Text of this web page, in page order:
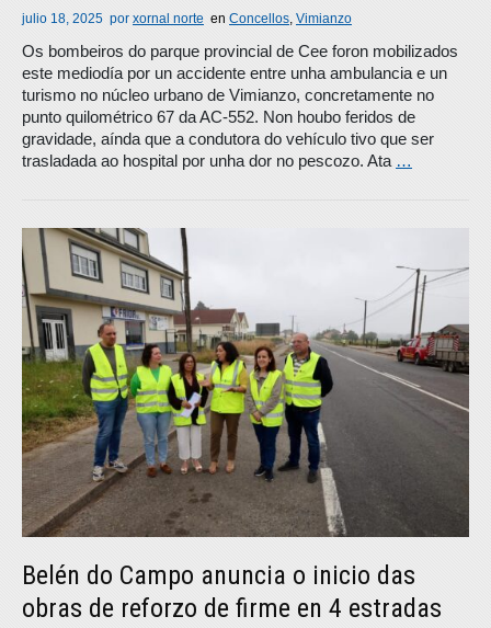
julio 18, 2025 por xornal norte en Concellos, Vimianzo
Os bombeiros do parque provincial de Cee foron mobilizados
este mediodía por un accidente entre unha ambulancia e un
turismo no núcleo urbano de Vimianzo, concretamente no
punto quilométrico 67 da AC-552. Non houbo feridos de
gravidade, aínda que a condutora do vehículo tivo que ser
trasladada ao hospital por unha dor no pescozo. Ata …
Belén do Campo anuncia o inicio das
obras de reforzo de firme en 4 estradas